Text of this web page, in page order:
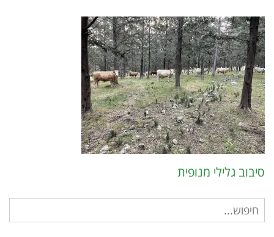
סיבוב גלילי מנופית
חיפוש
עבור: